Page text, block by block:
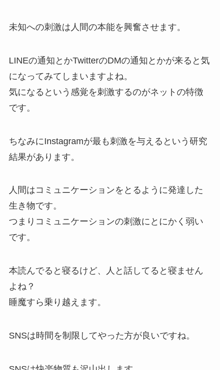
未知への刺激は人間の本能を興奮させます。
LINEの通知とかTwitterのDMの通知とかが来ると気
になってみてしまいますよね。
気になるという感覚を刺激するのがネットの特徴
です。
ちなみにInstagramが最も刺激を与える という研究
結果があります。
人間はコミュニケーションをとるように発達した
生き物です。
つまりコミュニケーションの刺激にとにかく弱い
です。
本読んでると寝るけど、人と話してると寝ません
よね？
睡魔すら乗り越えます。
SNSは時間を制限してやった方が良いですね。